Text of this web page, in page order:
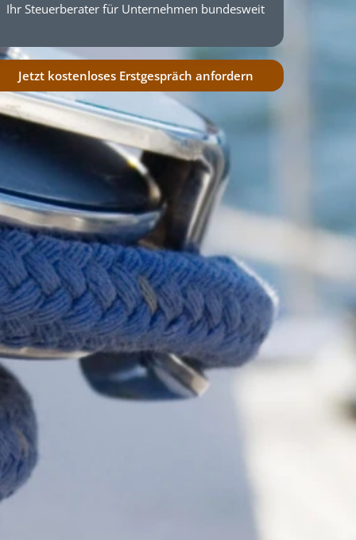
Ihr Steuerberater für Unternehmen bundesweit
Jetzt kostenloses Erstgespräch anfordern
Steuerberatung für Handel, Handwerk, Bau
Steuerservice